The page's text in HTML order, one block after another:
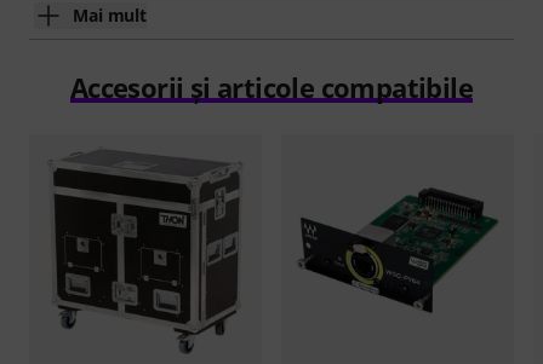
Mai mult
Accesorii și articole compatibile